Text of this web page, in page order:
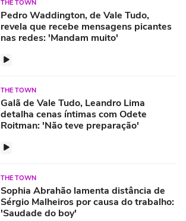
THE TOWN
Pedro Waddington, de Vale Tudo,
revela que recebe mensagens picantes
nas redes: 'Mandam muito'
THE TOWN
Galã de Vale Tudo, Leandro Lima
detalha cenas íntimas com Odete
Roitman: 'Não teve preparação'
THE TOWN
Sophia Abrahão lamenta distância de
Sérgio Malheiros por causa do trabalho:
'Saudade do boy'